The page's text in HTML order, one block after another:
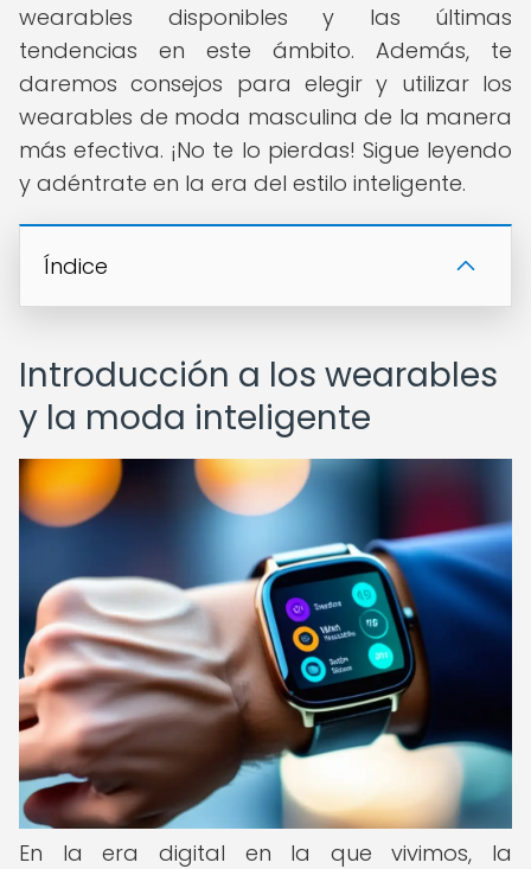
wearables disponibles y las últimas
tendencias en este ámbito. Además, te
daremos consejos para elegir y utilizar los
wearables de moda masculina de la manera
más efectiva. ¡No te lo pierdas! Sigue leyendo
y adéntrate en la era del estilo inteligente.
Índice
Introducción a los wearables
y la moda inteligente
En la era digital en la que vivimos, la